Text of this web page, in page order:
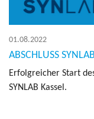
01.08.2022
ABSCHLUSS
Er­folg­rei­cher Start
SYN­LAB Kas­sel.